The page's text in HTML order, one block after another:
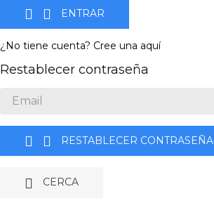
  ENTRAR
¿No tiene cuenta? Cree una aquí
Restablecer contraseña
  RESTABLECER CONTRASEÑA
 CERCA